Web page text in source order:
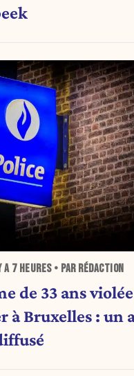
A7 HEURES• PAR RÉDACTION
de 33 ans
à Bruxelles : un